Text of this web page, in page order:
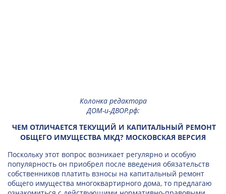
Колонка редактора
ДОМ-и-ДВОР.рф:
ЧЕМ ОТЛИЧАЕТСЯ ТЕКУЩИЙ И КАПИТАЛЬНЫЙ РЕМОНТ
ОБЩЕГО ИМУЩЕСТВА МКД? МОСКОВСКАЯ ВЕРСИЯ
Поскольку этот вопрос возникает регулярно и особую
популярность он приобрел после введения обязательств
собственников платить взносы на капитальный ремонт
общего имущества многоквартирного дома, то предлагаю